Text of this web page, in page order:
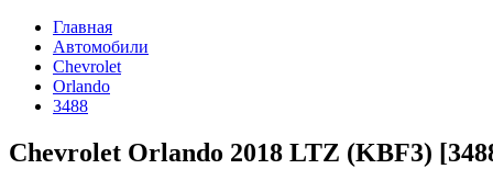
Главная
Автомобили
Chevrolet
Orlando
3488
Chevrolet Orlando 2018 LTZ (KBF3)